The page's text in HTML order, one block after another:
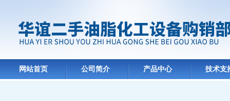
网站首页 公司简介 产品中心 技术支